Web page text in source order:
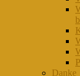
Danke